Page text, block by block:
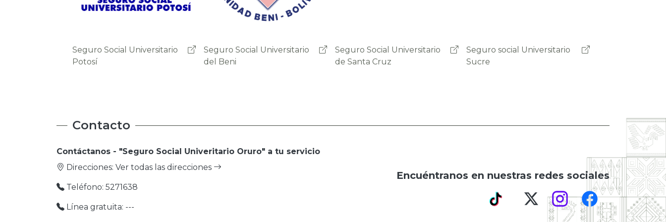
factura es firmada
en la base de datos del
Servicio de Impuestos
Seguro Social Universitario
del Beni
Seguro Social Universitario
de Santa Cruz
Seguro social Universitario
Sucre
Seguro Social Universitario
Cochabamba
Contacto
Contáctanos - "Seguro Social Univeritario Oruro" a tu servicio
Direcciones: Ver todas las direcciones
Teléfono: 5271638
Línea gratuita: ---
Encuéntranos en nuestras redes sociales